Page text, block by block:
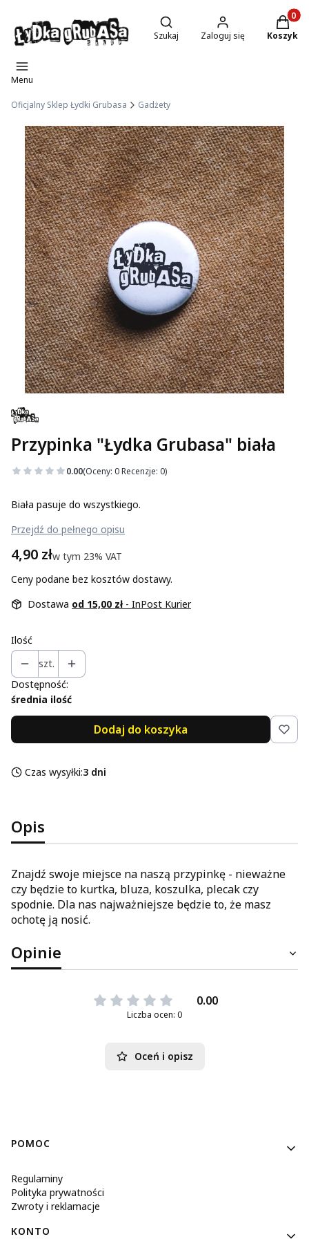
Menu
Otwórz wyszukiwarkę
Szukaj Zaloguj się Koszyk
Oficjalny Sklep Łydki Grubasa Gadżety
Przypinka "Łydka Grubasa" biała
0.00(Oceny: 0 Recenzje: 0)
Biała pasuje do wszystkiego.
Przejdź do pełnego opisu
Cena
4,90 złw tym 23% VAT
w tym 23% VAT
Ceny podane bez kosztów dostawy.
Dostawa od 15,00 zł - InPost Kurier
Ilość
szt.
Dostępność:
średnia ilość
Dodaj do koszyka
Czas wysyłki:3 dni
Opis
Znajdź swoje miejsce na naszą przypinkę - nieważne
czy będzie to kurtka, bluza, koszulka, plecak czy
spodnie. Dla nas najważniejsze będzie to, że masz
ochotę ją nosić.
Opinie
0.00
Liczba ocen: 0
Oceń i opisz
Linki w stopce
POMOC
Regulaminy
Polityka prywatności
Zwroty i reklamacje
KONTO